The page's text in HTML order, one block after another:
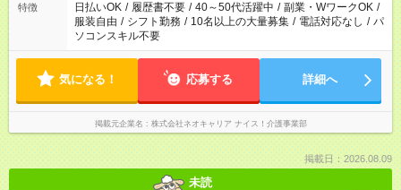
特徴 日払いOK / 履歴書不要 / 40～50代活躍中 / 副業・WワークOK /
服装自由 / シフト勤務 / 10名以上の大量募集 / 電話対応なし / パ
ソコンスキル不要
気になる！ 応募する 詳細へ
掲載元企業名 株式会社ネオキャリア ナイス！介護事業部
掲載日：2026.08.09
未読